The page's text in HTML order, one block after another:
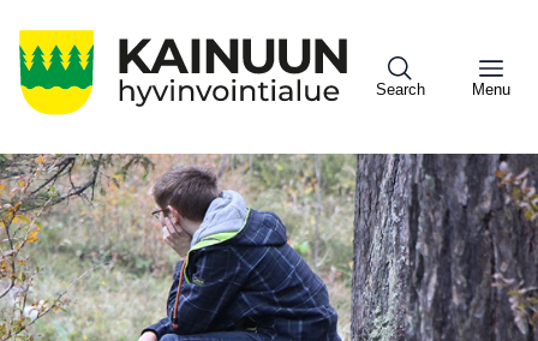
pääsisältöön
Search Menu
Sote
Menu
Asiakkaille